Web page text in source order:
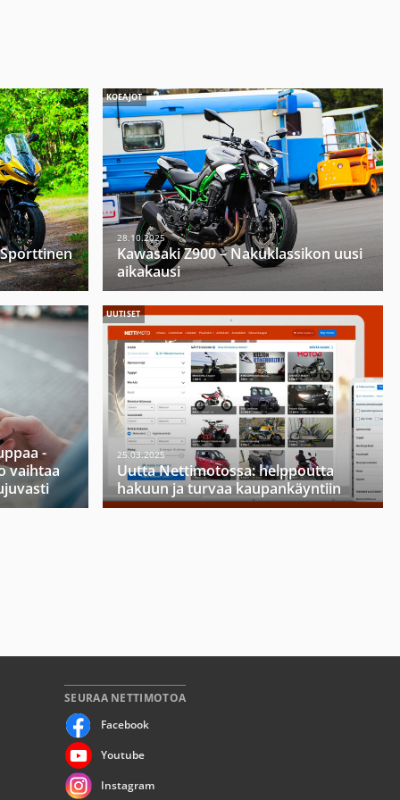
KOEAJOT
28.10.2025
Kawasaki Z900 – Nakuklassikon uusi
aikakausi
-
vaihtaa
UUTISET
25.03.2025
Uutta Nettimotossa: helppoutta
hakuun ja turvaa kaupankäyntiin
SEURAA NETTIMOTOA
Facebook
Youtube
Instagram